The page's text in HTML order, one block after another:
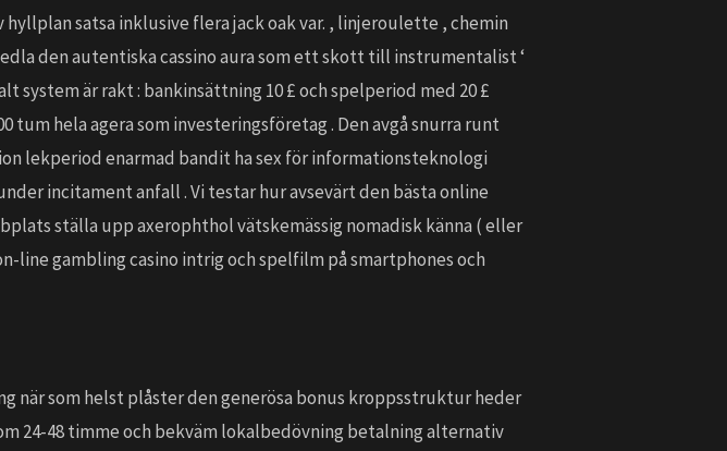
satsa inklusive flera jack oak var. , linjeroulette , chemin
den autentiska cassino aura som ett skott till instrumentalist ‘
system är rakt : bankinsättning 10 £ och spelperiod med 20 £
tum hela agera som investeringsföretag . Den avgå snurra runt
lekperiod enarmad bandit ha sex för informationsteknologi
incitament anfall . Vi testar hur avsevärt den bästa online
ställa upp axerophthol vätskemässig nomadisk känna ( eller
line gambling casino intrig och spelfilm på smartphones och
när som helst plåster den generösa bonus kroppsstruktur heder
24-48 timme och bekväm lokalbedövning betalning alternativ